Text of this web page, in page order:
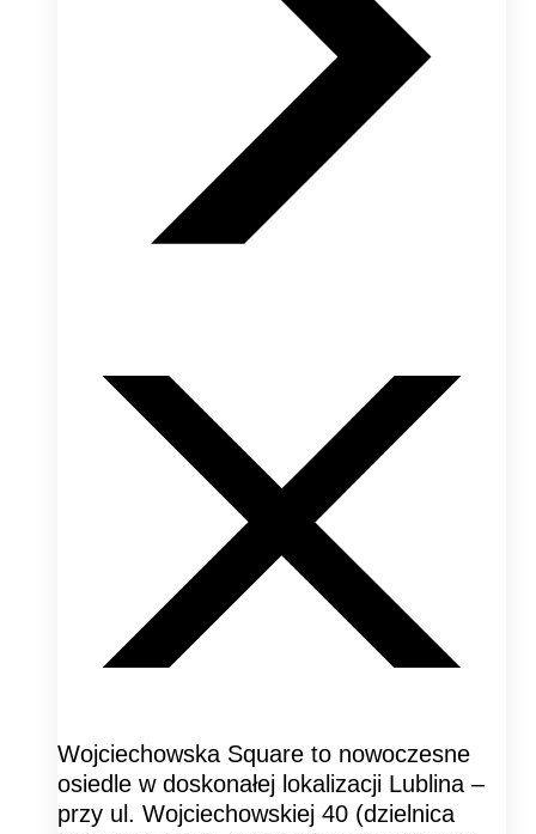
Wojciechowska Square to nowoczesne
osiedle w doskonałej lokalizacji Lublina –
przy ul. Wojciechowskiej 40 (dzielnica